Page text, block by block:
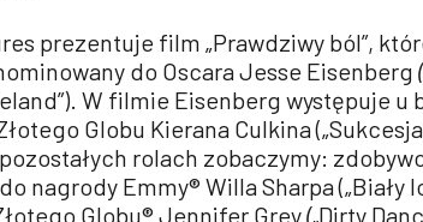
prezentuje film „Prawdziwy ból”,
do Oscara Jesse Eisenberg
W filmie Eisenberg występuje u
Globu Kierana Culkina
rolach zobaczymy:
nagrody Emmy® Willa Sharpa („Biały
Globu® Jennifer Grey(„Dirty